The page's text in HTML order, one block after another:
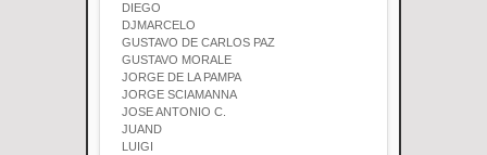
DIEGO
DJMARCELO
GUSTAVO DE CARLOS PAZ
GUSTAVO MORALE
JORGE DE LA PAMPA
JORGE SCIAMANNA
JOSE ANTONIO C.
JUAND
LUIGI